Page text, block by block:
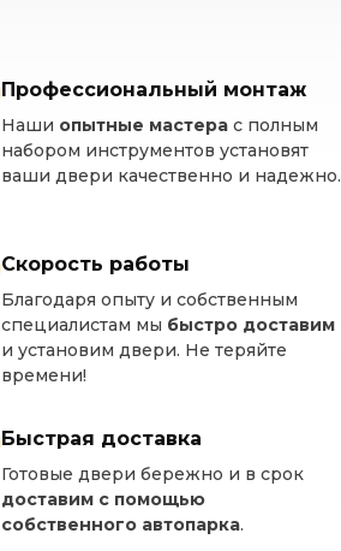
Профессиональный монтаж
Наши опытные мастера с полным
набором инструментов установят
ваши двери качественно и надежно.
Скорость работы
Благодаря опыту и собственным
специалистам мы быстро доставим
и установим двери. Не теряйте
времени!
Быстрая доставка
Готовые двери бережно и в срок
доставим с помощью
собственного автопарка.